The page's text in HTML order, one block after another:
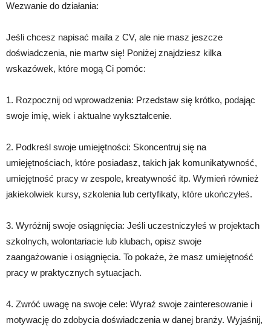
Wezwanie do działania:
Jeśli chcesz napisać maila z CV, ale nie masz jeszcze
doświadczenia, nie martw się! Poniżej znajdziesz kilka
wskazówek, które mogą Ci pomóc:
1. Rozpocznij od wprowadzenia: Przedstaw się krótko, podając
swoje imię, wiek i aktualne wykształcenie.
2. Podkreśl swoje umiejętności: Skoncentruj się na
umiejętnościach, które posiadasz, takich jak komunikatywność,
umiejętność pracy w zespole, kreatywność itp. Wymień również
jakiekolwiek kursy, szkolenia lub certyfikaty, które ukończyłeś.
3. Wyróżnij swoje osiągnięcia: Jeśli uczestniczyłeś w projektach
szkolnych, wolontariacie lub klubach, opisz swoje
zaangażowanie i osiągnięcia. To pokaże, że masz umiejętność
pracy w praktycznych sytuacjach.
4. Zwróć uwagę na swoje cele: Wyraź swoje zainteresowanie i
motywację do zdobycia doświadczenia w danej branży. Wyjaśnij,